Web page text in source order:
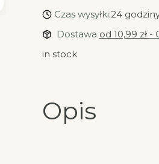
Czas wysyłki:24
Dostawa od 10,99 zł -
in stock
Opis